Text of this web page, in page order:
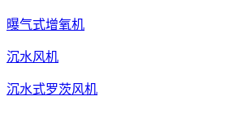
曝气式增氧机
沉水风机
沉水式罗茨风机